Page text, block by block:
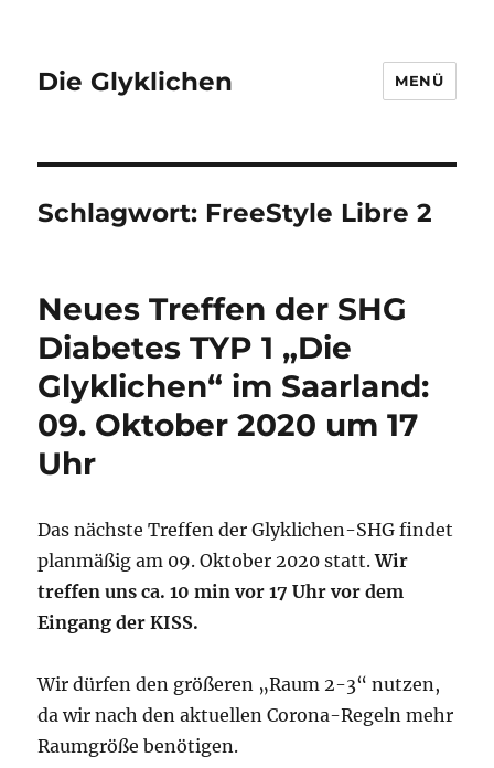
Die Glyklichen MENÜ
Schlagwort: FreeStyle Libre 2
Neues Treffen der SHG
Diabetes TYP 1 „Die
Glyklichen“ im Saarland:
09. Oktober 2020 um 17
Uhr
Das nächste Treffen der Glyklichen-SHG findet
planmäßig am 09. Oktober 2020 statt.Wir
treffen uns ca. 10 min vor 17 Uhr vor dem
Eingang der KISS.
Wir dürfen den größeren „Raum 2-3“ nutzen,
da wir nach den aktuellen Corona-Regeln mehr
Raumgröße benötigen.